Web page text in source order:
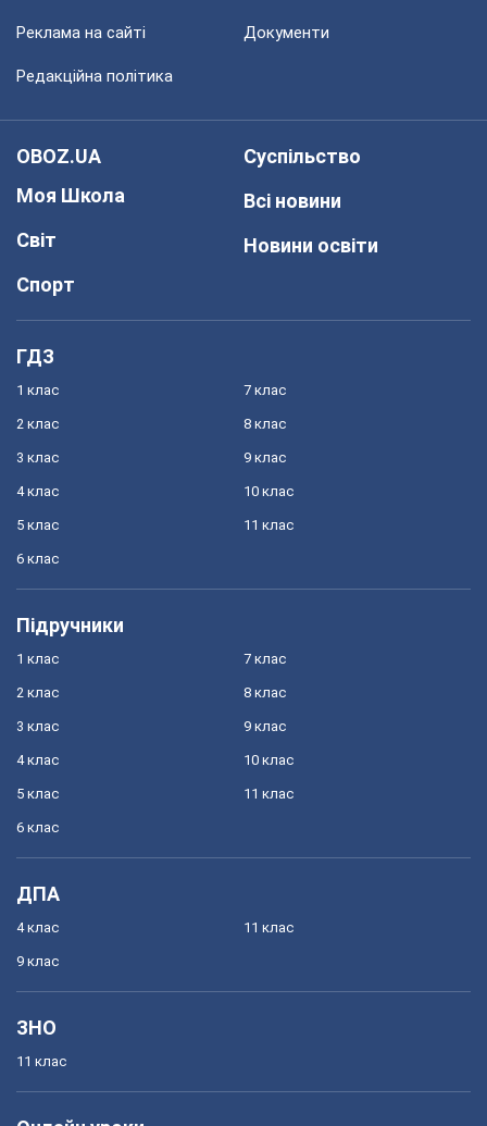
Реклама на сайті Документи
Редакційна політика
OBOZ.UA
Моя Школа
Світ
Спорт
Суспільство
Всі новини
Новини освіти
ГДЗ
1 клас
2 клас
3 клас
4 клас
5 клас
6 клас
7 клас
8 клас
9 клас
10 клас
11 клас
Підручники
1 клас
2 клас
3 клас
4 клас
5 клас
6 клас
7 клас
8 клас
9 клас
10 клас
11 клас
ДПА
4 клас
9 клас
11 клас
ЗНО
11 клас